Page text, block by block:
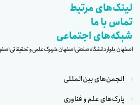
لینک‌های مرتبط
تماس با ما
شبکه‌های اجتماعی
اصفهان، بلوار دانشگاه صنعتی اصفهان، شهرک علمی و تحقیقاتی اصفهان
انجمن‌های بین‌المللی
پارک‌های علم و فناوری